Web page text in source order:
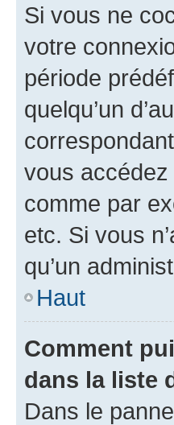
Si vous ne
votre
période
quelqu’un
vous accédez
comme par
etc. Si vous
qu’un
Haut
Comment
dans la liste
Dans le